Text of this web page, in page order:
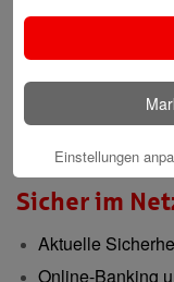
Presse-
Aktuelle
Sicher im
Aktuelle
Online-Banking
Einstellungen